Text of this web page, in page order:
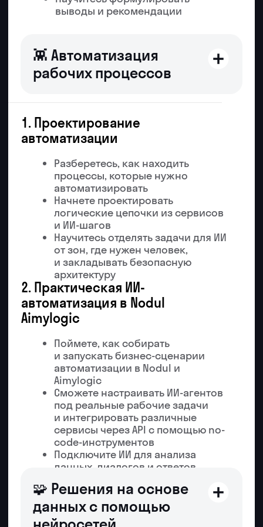
работ студентов проверено
ИИ-наставниками
в EdTech и продуктовой
разработке
9 лет
опыта в разработке (Python,
JS, C#, Java)
5,5 лет
«Алгоритмика», Runo,
Skypro и др.
800+
человек в управлении
в «Мосинжпроект»
9 лет в разработке, 3,5 года с LLM.
Бывший PM в АО «Мосинжпроект» (800
человек в управлении). Разработал курсы
по Python, науке о данных и нейросетям.
Награжден грамотой Правительства
Москвы.
Ринат Давляшов
Спикер и практик
курса
Резюме Сережи